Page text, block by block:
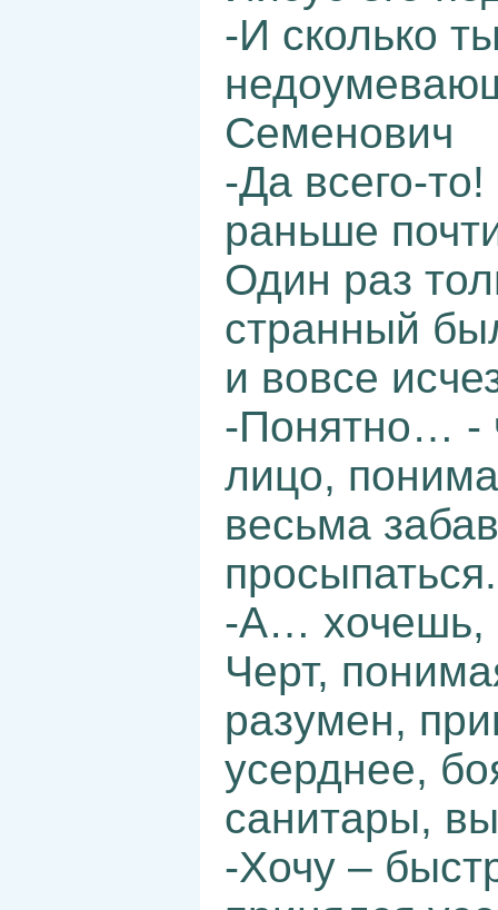
-И сколько
Семенович
-Да всего-
раньше
Один раз
странный
и вовсе
-Понятно… -
лицо,
весьма
просыпаться.
-А… хочешь,
Черт,
разумен,
усерднее,
санитары,
-Хочу –